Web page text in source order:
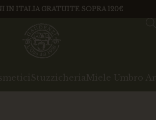
IN ITALIA GRATUITE SOPRA 120€